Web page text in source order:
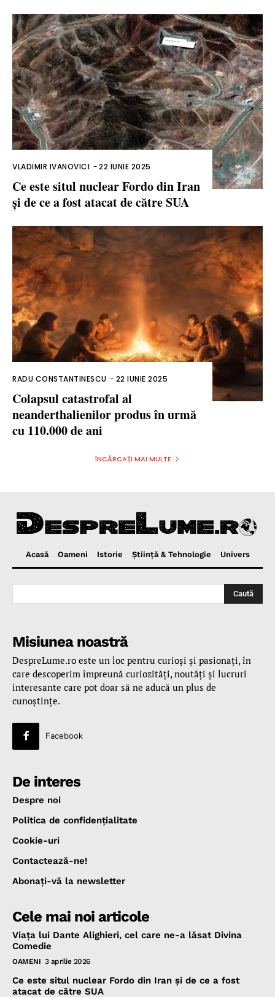
VLADIMIR IVANOVICI -22 IUNIE 2025
Ce este situl nuclear Fordo din Iran
și de ce a fost atacat de către SUA
RADU CONSTANTINESCU - 22 IUNIE 2025
Colapsul catastrofal al
neanderthalienilor produs în urmă
cu 110.000 de ani
ÎNCĂRCAȚI MAI MULTE
Acasă Oameni Istorie Ştiinţă & Tehnologie Univers
Caută
Misiunea noastră
DespreLume.ro este un loc pentru curioşi şi pasionaţi, în
care descoperim împreună curiozităţi, noutăţi şi lucruri
interesante care pot doar să ne aducă un plus de
cunoştinţe.
Facebook
De interes
Despre noi
Politica de confidenţialitate
Cookie-uri
Contactează-ne!
Abonaţi-vă la newsletter
Cele mai noi articole
Viața lui Dante Alighieri, cel care ne-a lăsat Divina
Comedie
OAMENI 3 aprilie 2026
Ce este situl nuclear Fordo din Iran și de ce a fost
atacat de către SUA